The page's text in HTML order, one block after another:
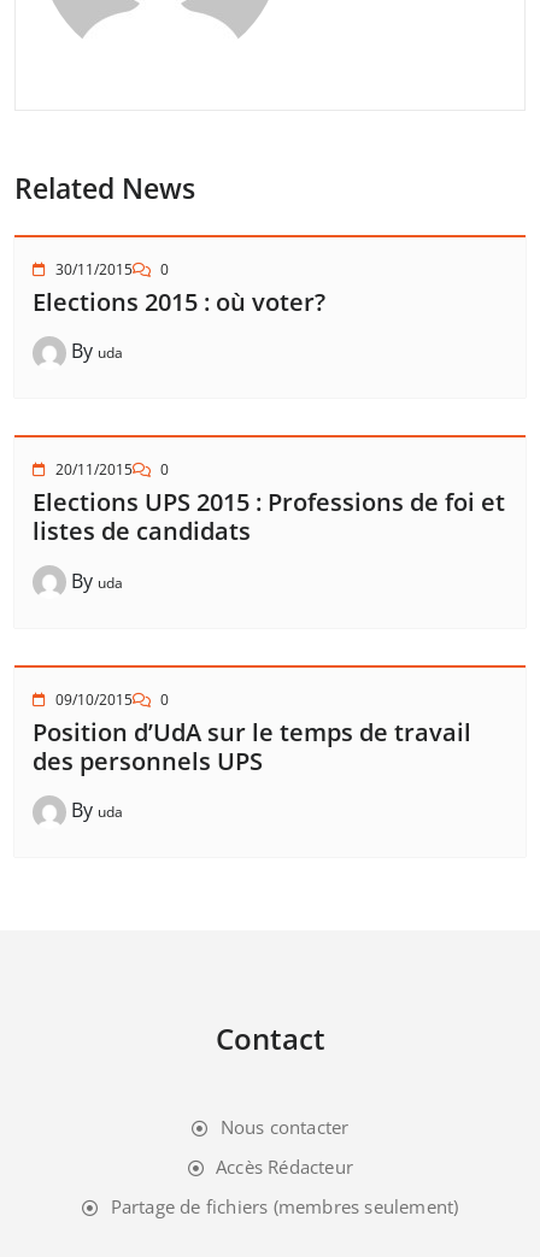
Related News
30/11/2015 0
Elections 2015 : où voter?
By uda
20/11/2015 0
Elections UPS 2015 : Professions de foi et
listes de candidats
By uda
09/10/2015 0
Position d’UdA sur le temps de travail
des personnels UPS
By uda
Contact
Nous contacter
Accès Rédacteur
Partage de fichiers (membres seulement)